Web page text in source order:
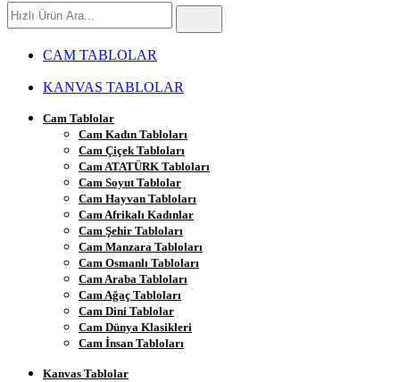
Hızlı
Ürün
CAM TABLOLAR
KANVAS TABLOLAR
Cam Tablolar
Cam Kadın Tabloları
Cam Çiçek Tabloları
Cam ATATÜRK Tabloları
Cam Soyut Tablolar
Cam Hayvan Tabloları
Cam Afrikalı Kadınlar
Cam Şehir Tabloları
Cam Manzara Tabloları
Cam Osmanlı Tabloları
Cam Araba Tabloları
Cam Ağaç Tabloları
Cam Dini Tablolar
Cam Dünya Klasikleri
Cam İnsan Tabloları
Kanvas Tablolar